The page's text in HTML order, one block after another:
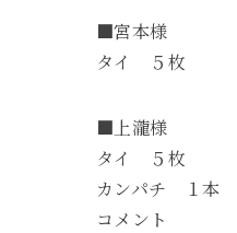
■宮本様
タイ ５枚
■上瀧様
タイ ５枚
カンパチ １本
コメント